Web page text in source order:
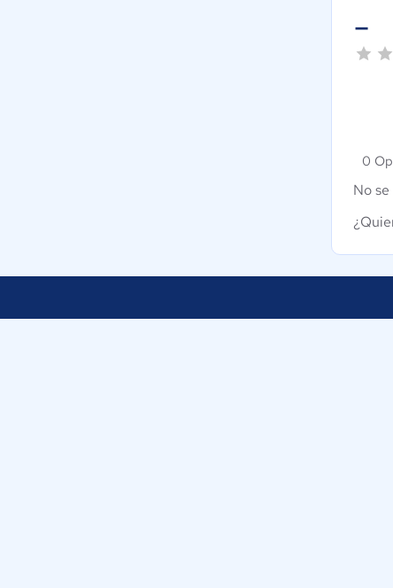
-
0
No